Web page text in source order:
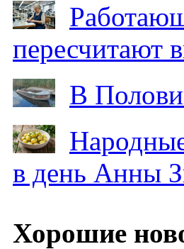
пересчитают
В
в день Анны
Хорошие